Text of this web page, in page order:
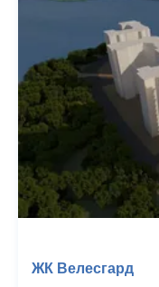
ЖК Велесгард